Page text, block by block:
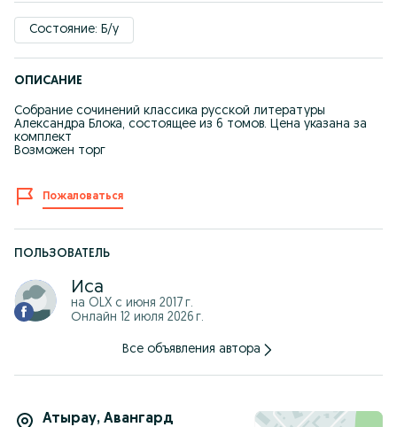
Состояние: Б/у
ОПИСАНИЕ
Собрание сочинений классика русской литературы
Александра Блока, состоящее из 6 томов. Цена указана за
комплект
Возможен торг
Пожаловаться
ПОЛЬЗОВАТЕЛЬ
Иса
на OLX с июня 2017 г.
Онлайн 12 июля 2026 г.
Все объявления автора
Атырау, Авангард